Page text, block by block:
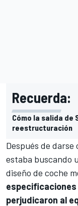
Recuerda:
Cómo la salida de
reestructuración
Después de
estaba buscando
diseño de coche
especificaciones
perjudicaron al